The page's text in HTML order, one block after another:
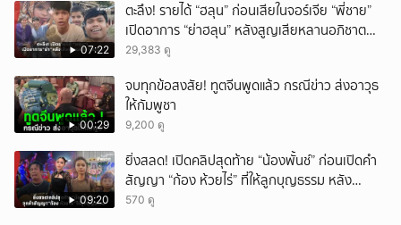
07:22
ตะลึง! รายได้ “ฮลุน” ก่อนเสียในจอร์เจีย “พี่ชาย”
เปิดอาการ “ย่าฮลุน” หลังสูญเสียหลานอภิชาต
บุตร!
29,383 ดู
00:29
จบทุกข้อสงสัย! ทูตจีนพูดแล้ว กรณีข่าว ส่งอาวุธ
ให้กัมพูชา
9,200 ดู
09:20
ยิ่งสลด! เปิดคลิปสุดท้าย “น้องพั้นช์” ก่อนเปิดคำ
สัญญา “ก้อง ห้วยไร่” ที่ให้ลูกบุญธรรม หลัง
ลาโลก!
570 ดู